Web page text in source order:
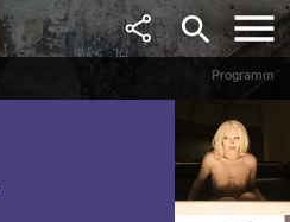
search
Programm